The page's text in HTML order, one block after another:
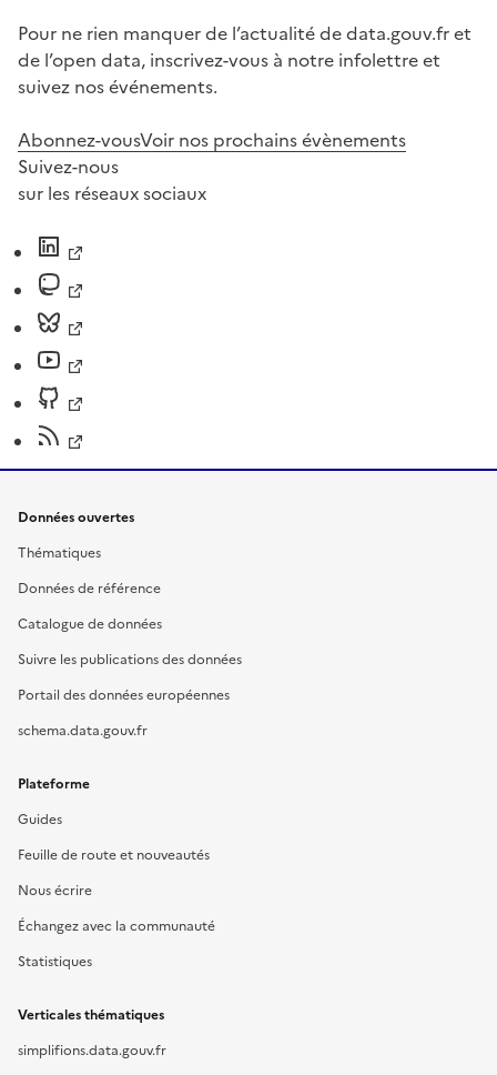
Pour ne rien manquer de l’actualité de data.gouv.fr et
de l’open data, inscrivez-vous à notre infolettre et
suivez nos événements.
Abonnez-vousVoir nos prochains évènements
Suivez-nous
sur les réseaux sociaux
Données ouvertes
Thématiques
Données de référence
Catalogue de données
Suivre les publications des données
Portail des données européennes
schema.data.gouv.fr
Plateforme
Guides
Feuille de route et nouveautés
Nous écrire
Échangez avec la communauté
Statistiques
Verticales thématiques
simplifions.data.gouv.fr